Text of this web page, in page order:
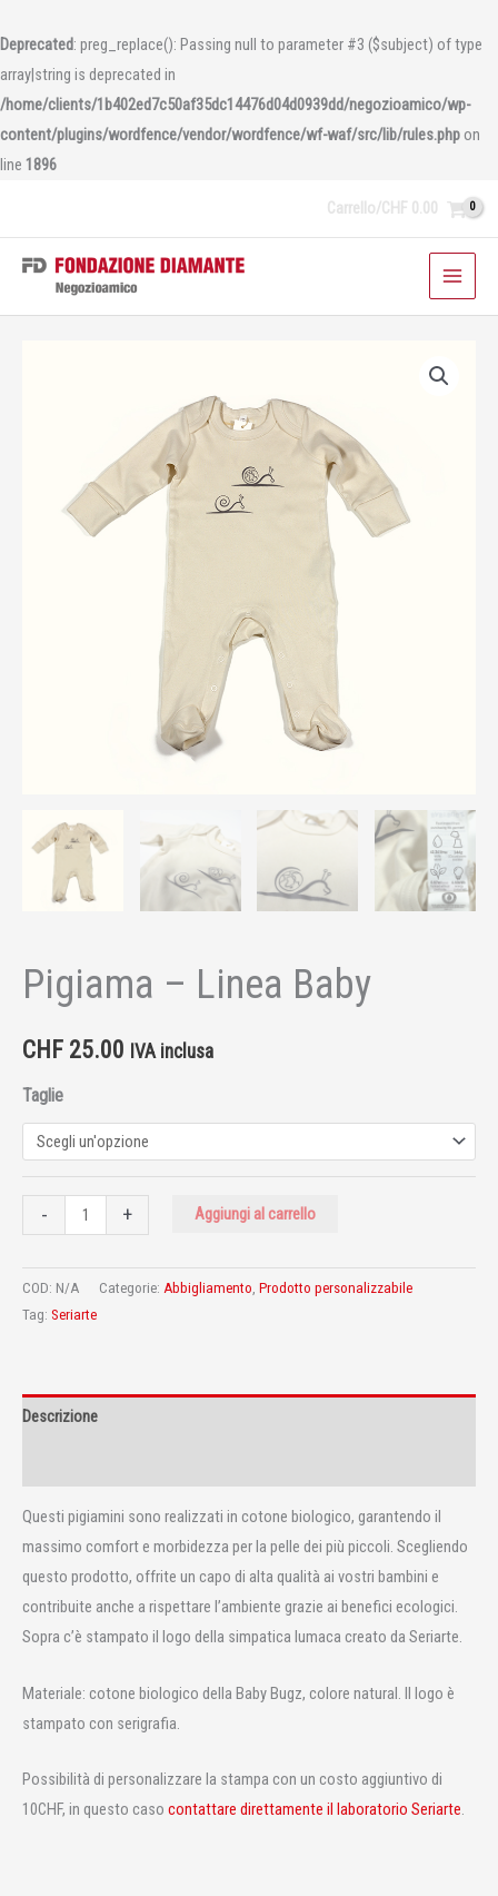
Deprecated: preg_replace(): Passing null to parameter #3 ($subject) of type
array|string is deprecated in
/home/clients/1b402ed7c50af35dc14476d04d0939dd/negozioamico/wp-
content/plugins/wordfence/vendor/wordfence/wf-waf/src/lib/rules.php on
line 1896
al
contenuto
Carrello/CHF 0.00
Pigiama – Linea Baby
CHF 25.00 IVA inclusa
Taglie
- + Aggiungi al carrello
COD: N/A Categorie: Abbigliamento, Prodotto personalizzabile
Tag: Seriarte
Descrizione
Questi pigiamini sono realizzati in cotone biologico, garantendo il
massimo comfort e morbidezza per la pelle dei più piccoli. Scegliendo
questo prodotto, offrite un capo di alta qualità ai vostri bambini e
contribuite anche a rispettare l’ambiente grazie ai benefici ecologici.
Sopra c’è stampato il logo della simpatica lumaca creato da Seriarte.
Materiale: cotone biologico della Baby Bugz, colore natural. Il logo è
stampato con serigrafia.
Possibilità di personalizzare la stampa con un costo aggiuntivo di
10CHF, in questo caso contattare direttamente il laboratorio Seriarte.